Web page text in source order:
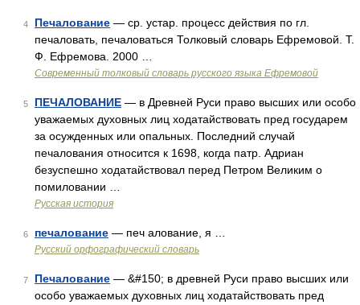
4 Печалование — ср. устар. процесс действия по гл.
печаловать, печаловаться Толковый словарь Ефремовой. Т.
Ф. Ефремова. 2000 …
Современный толковый словарь русского языка Ефремовой
5 ПЕЧАЛОВАНИЕ — в Древней Руси право высших или особо
уважаемых духовных лиц ходатайствовать пред государем
за осужденных или опальных. Последний случай
печалования относится к 1698, когда патр. Адриан
безуспешно ходатайствовал перед Петром Великим о
помиловании …
Русская история
6 печалование — печ алование, я …
Русский орфографический словарь
7 Печалование — &#150; в древней Руси право высших или
особо уважаемых духовных лиц ходатайствовать пред